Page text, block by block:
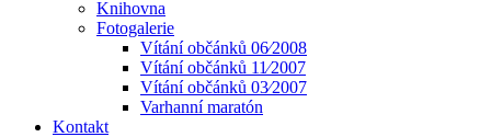
Knihovna
Fotogalerie
Vítání občánků 06⁄2008
Vítání občánků 11⁄2007
Vítání občánků 03⁄2007
Varhanní maratón
Kontakt